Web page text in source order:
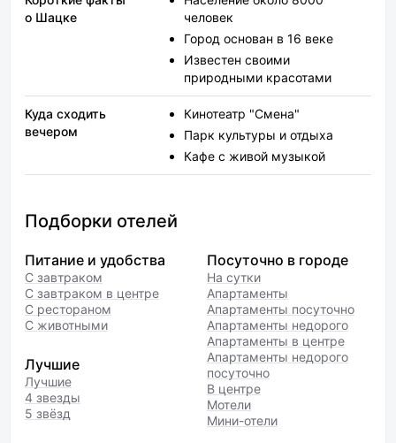
о Шацке
человек
Город основан в 16 веке
Известен своими
природными красотами
Куда сходить
вечером
Кинотеатр "Смена"
Парк культуры и отдыха
Кафе с живой музыкой
Подборки отелей
Питание и удобства
С завтраком
С завтраком в центре
С рестораном
С животными
Лучшие
Лучшие
4 звезды
5 звёзд
Посуточно в городе
На сутки
Апартаменты
Апартаменты посуточно
Апартаменты недорого
Апартаменты в центре
Апартаменты недорого
посуточно
В центре
Мотели
Мини-отели